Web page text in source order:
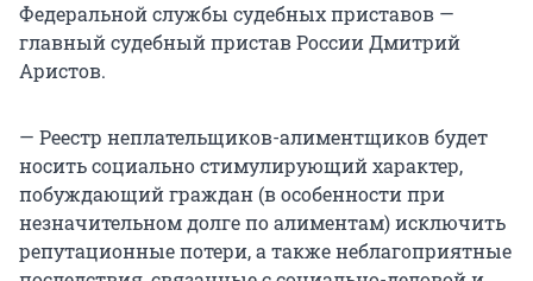
Федеральной службы судебных приставов —
главный судебный пристав России Дмитрий
Аристов.
— Реестр неплательщиков-алиментщиков будет
носить социально стимулирующий характер,
побуждающий граждан (в особенности при
незначительном долге по алиментам) исключить
репутационные потери, а также неблагоприятные